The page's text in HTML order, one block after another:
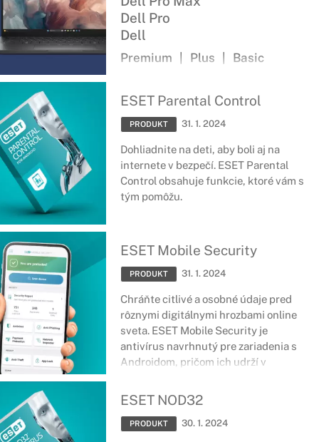
Dell Pro
Dell
Premium | Plus | Basic
stolné počítače, displeje a periférne
ESET Parental Control
PRODUKT 31. 1. 2024
Dohliadnite na deti, aby boli aj na
internete v bezpečí. ESET Parental
Control obsahuje funkcie, ktoré vám s
tým pomôžu.
ESET Mobile Security
PRODUKT 31. 1. 2024
Chráňte citlivé a osobné údaje pred
rôznymi digitálnymi hrozbami online
sveta. ESET Mobile Security je
antivírus navrhnutý pre zariadenia s
Androidom, pričom ich udrží v
bezpečnosti, ochrana platieb, strážca
siete a množstvo ďalších nástrojov a
funkcií sa postará o špičkové
ESET NOD32
PRODUKT 30. 1. 2024